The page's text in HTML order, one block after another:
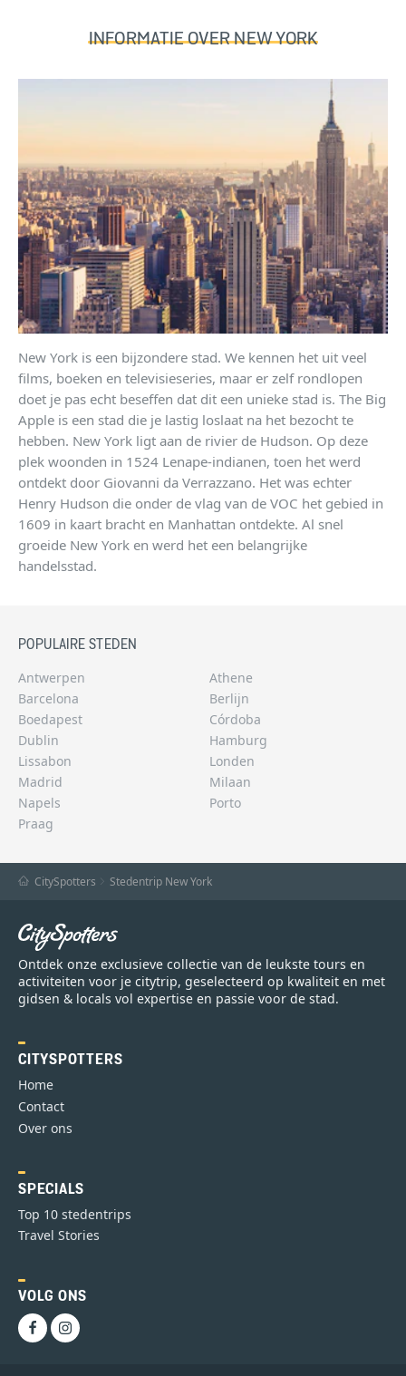
INFORMATIE OVER NEW YORK
New York is een bijzondere stad. We kennen het uit veel
films, boeken en televisieseries, maar er zelf rondlopen
doet je pas echt beseffen dat dit een unieke stad is. The Big
Apple is een stad die je lastig loslaat na het bezocht te
hebben. New York ligt aan de rivier de Hudson. Op deze
plek woonden in 1524 Lenape-indianen, toen het werd
ontdekt door Giovanni da Verrazzano. Het was echter
Henry Hudson die onder de vlag van de VOC het gebied in
1609 in kaart bracht en Manhattan ontdekte. Al snel
groeide New York en werd het een belangrijke
handelsstad.
POPULAIRE STEDEN
Antwerpen
Athene
Barcelona
Berlijn
Boedapest
Córdoba
Dublin
Hamburg
Lissabon
Londen
Madrid
Milaan
Napels
Porto
Praag
CitySpotters Stedentrip New York
Ontdek onze exclusieve collectie van de leukste tours en
activiteiten voor je citytrip, geselecteerd op kwaliteit en met
gidsen & locals vol expertise en passie voor de stad.
CITYSPOTTERS
Home
Contact
Over ons
SPECIALS
Top 10 stedentrips
Travel Stories
VOLG ONS